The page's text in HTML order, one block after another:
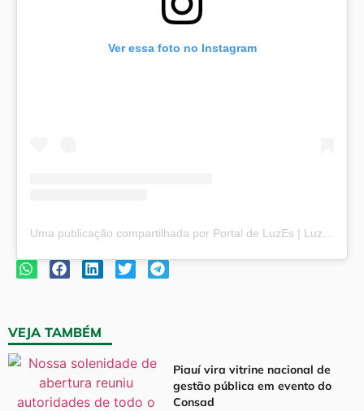
Ver essa foto no Instagram
VEJA TAMBÉM
Piauí vira vitrine nacional de
gestão pública em evento do
Consad